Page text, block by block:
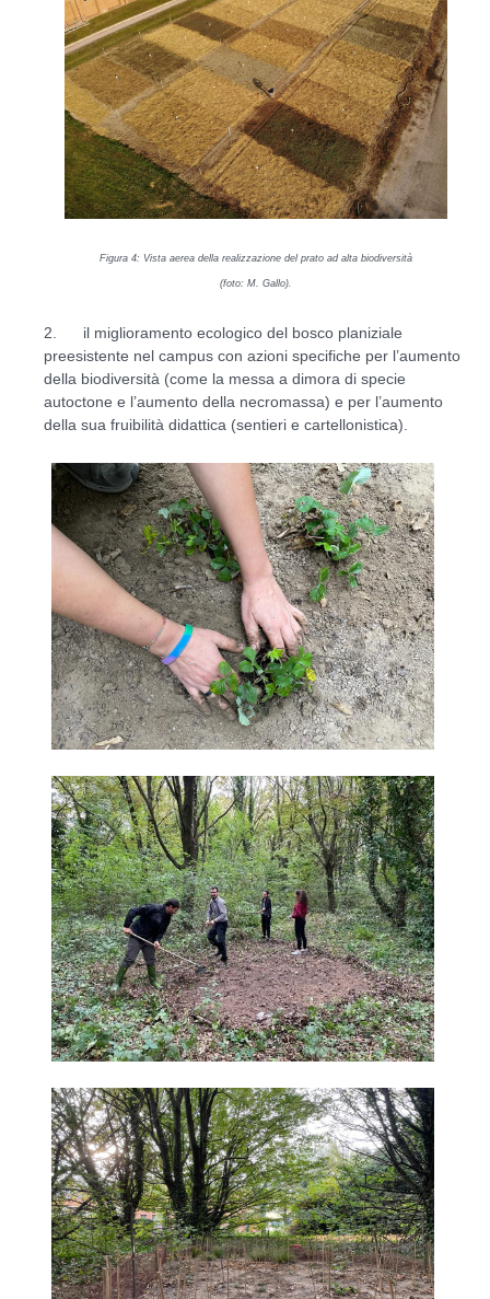
Figura 4: Vista aerea della realizzazione del prato ad alta biodiversità
(foto: M. Gallo).
2. il miglioramento ecologico del bosco planiziale
preesistente nel campus con azioni specifiche per l’aumento
della biodiversità (come la messa a dimora di specie
autoctone e l’aumento della necromassa) e per l’aumento
della sua fruibilità didattica (sentieri e cartellonistica).